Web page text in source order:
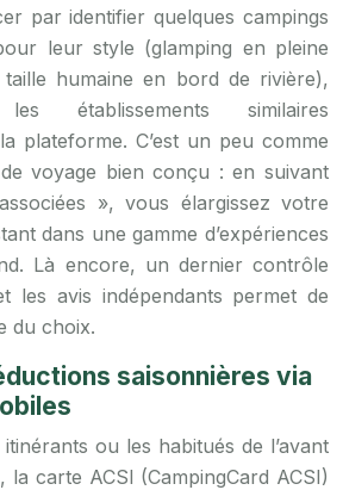
par identifier quelques campings
leur style (glamping en pleine
humaine en bord de rivière),
établissements similaires
plateforme. C’est un peu comme
voyage bien conçu : en suivant
», vous élargissez votre
dans une gamme d’expériences
Là encore, un dernier contrôle
les avis indépendants permet de
du choix.
saisonnières via
ou les habitués de l’avant
la carte ACSI (CampingCard ACSI)